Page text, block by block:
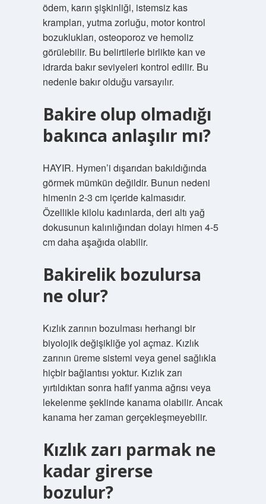
ödem, karın şişkinliği, istemsiz kas
krampları, yutma zorluğu, motor kontrol
bozuklukları, osteoporoz ve hemoliz
görülebilir. Bu belirtilerle birlikte kan ve
idrarda bakır seviyeleri kontrol edilir. Bu
nedenle bakır olduğu varsayılır.
Bakire olup olmadığı
bakınca anlaşılır mı?
HAYIR. Hymen’i dışarıdan bakıldığında
görmek mümkün değildir. Bunun nedeni
himenin 2-3 cm içeride kalmasıdır.
Özellikle kilolu kadınlarda, deri altı yağ
dokusunun kalınlığından dolayı himen 4-5
cm daha aşağıda olabilir.
Bakirelik bozulursa
ne olur?
Kızlık zarının bozulması herhangi bir
biyolojik değişikliğe yol açmaz. Kızlık
zarının üreme sistemi veya genel sağlıkla
hiçbir bağlantısı yoktur. Kızlık zarı
yırtıldıktan sonra hafif yanma ağrısı veya
lekelenme şeklinde kanama olabilir. Ancak
kanama her zaman gerçekleşmeyebilir.
Kızlık zarı parmak ne
kadar girerse
bozulur?